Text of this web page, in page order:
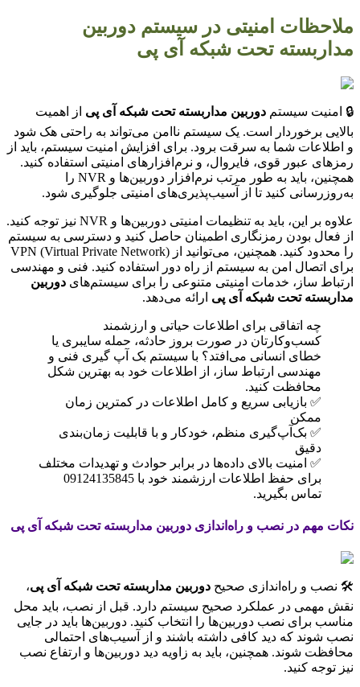
ملاحظات امنیتی در سیستم دوربین
مداربسته تحت شبکه آی پی
🔒 امنیت سیستم دوربین مداربسته تحت شبکه آی پی از اهمیت
بالایی برخوردار است. یک سیستم ناامن می‌تواند به راحتی هک شود
و اطلاعات شما به سرقت برود. برای افزایش امنیت سیستم، باید از
رمزهای عبور قوی، فایروال، و نرم‌افزارهای امنیتی استفاده کنید.
همچنین، باید به طور مرتب نرم‌افزار دوربین‌ها و NVR را
به‌روزرسانی کنید تا از آسیب‌پذیری‌های امنیتی جلوگیری شود.
علاوه بر این، باید به تنظیمات امنیتی دوربین‌ها و NVR نیز توجه کنید.
از فعال بودن رمزنگاری اطمینان حاصل کنید و دسترسی به سیستم
را محدود کنید. همچنین، می‌توانید از VPN (Virtual Private Network)
برای اتصال امن به سیستم از راه دور استفاده کنید. فنی و مهندسی
ارتباط ساز، خدمات امنیتی متنوعی را برای سیستم‌های دوربین
مداربسته تحت شبکه آی پی ارائه می‌دهد.
چه اتفاقی برای اطلاعات حیاتی و ارزشمند
کسب‌وکارتان در صورت بروز حادثه، حمله سایبری یا
خطای انسانی می‌افتد؟ با سیستم بک آپ گیری فنی و
مهندسی ارتباط ساز، از اطلاعات خود به بهترین شکل
محافظت کنید.
✅ بازیابی سریع و کامل اطلاعات در کمترین زمان
ممکن
✅ بک‌آپ‌گیری منظم، خودکار و با قابلیت زمان‌بندی
دقیق
✅ امنیت بالای داده‌ها در برابر حوادث و تهدیدات مختلف
برای حفظ اطلاعات ارزشمند خود با 09124135845
تماس بگیرید.
نکات مهم در نصب و راه‌اندازی دوربین مداربسته تحت شبکه آی پی
🛠️ نصب و راه‌اندازی صحیح دوربین مداربسته تحت شبکه آی پی،
نقش مهمی در عملکرد صحیح سیستم دارد. قبل از نصب، باید محل
مناسب برای نصب دوربین‌ها را انتخاب کنید. دوربین‌ها باید در جایی
نصب شوند که دید کافی داشته باشند و از آسیب‌های احتمالی
محافظت شوند. همچنین، باید به زاویه دید دوربین‌ها و ارتفاع نصب
نیز توجه کنید.